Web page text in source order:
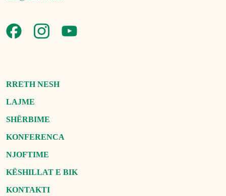
RRETH NESH
LAJME
SHËRBIME
KONFERENCA
NJOFTIME
KËSHILLAT E BIK
KONTAKTI